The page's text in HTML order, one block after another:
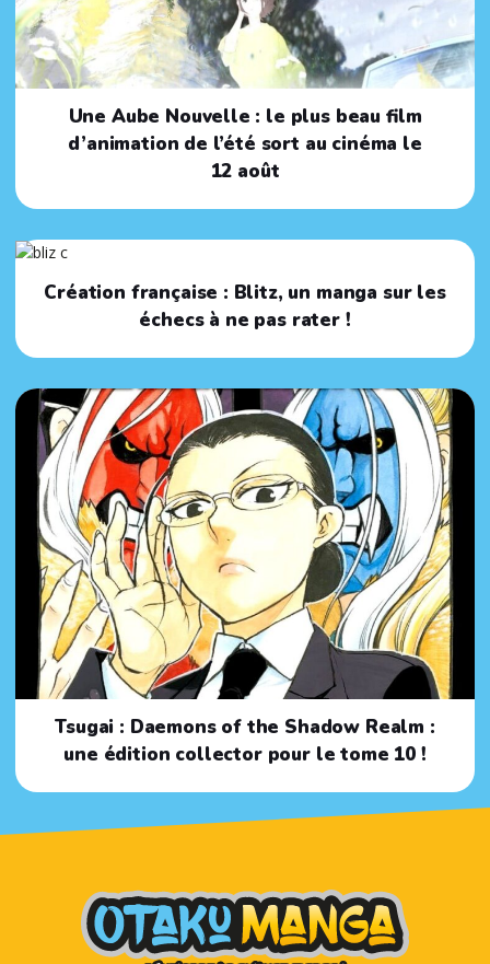
Une Aube Nouvelle : le plus beau film
d’animation de l’été sort au cinéma le
12 août
Création française : Blitz, un manga sur les
échecs à ne pas rater !
Tsugai : Daemons of the Shadow Realm :
une édition collector pour le tome 10 !